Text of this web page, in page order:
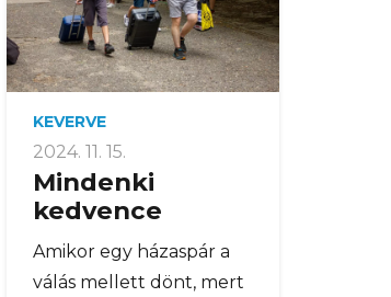
KEVERVE
2024. 11. 15.
Mindenki
kedvence
Amikor egy házaspár a
válás mellett dönt, mert